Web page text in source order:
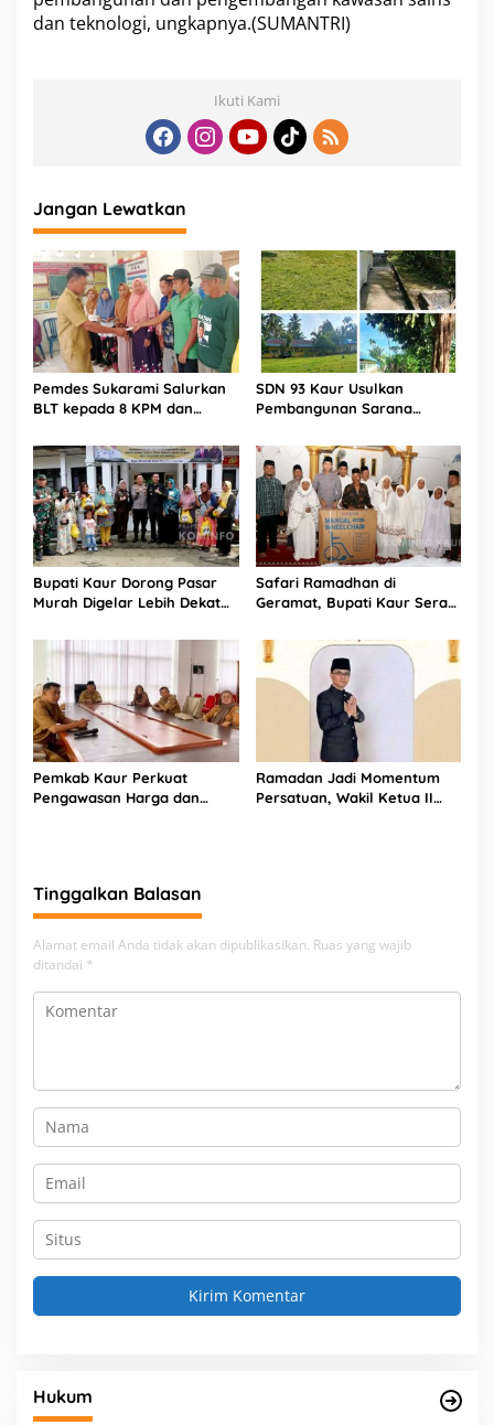
dan teknologi, ungkapnya.(SUMANTRI)
Ikuti Kami
Jangan Lewatkan
Pemdes Sukarami Salurkan
BLT kepada 8 KPM dan
Rekening Bank
SDN 93 Kaur Usulkan
Pembangunan Sarana
Kenyamanan Belajar
Bupati Kaur Dorong Pasar
Murah Digelar Lebih Dekat
Safari Ramadhan di
Geramat, Bupati Kaur Serap
Komitmen Pelayanan Nyata
Pemkab Kaur Perkuat
Pengawasan Harga dan
Ramadan Jadi Momentum
Persatuan, Wakil Ketua II
Tinggalkan Balasan
Alamat email Anda tidak akan dipublikasikan. Ruas yang wajib
ditandai *
Hukum